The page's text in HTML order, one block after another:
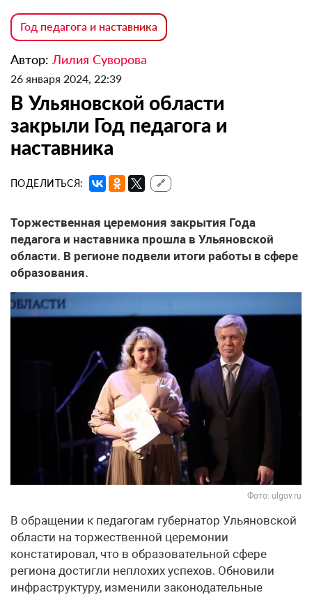
Год педагога и наставника
Автор: Лилия Суворова
26 января 2024, 22:39
В Ульяновской области
закрыли Год педагога и
наставника
ПОДЕЛИТЬСЯ: 🔗
Торжественная церемония закрытия Года
педагога и наставника прошла в Ульяновской
области. В регионе подвели итоги работы в сфере
образования.
Фото: ulgov.ru
В обращении к педагогам губернатор Ульяновской
области на торжественной церемонии
констатировал, что в образовательной сфере
региона достигли неплохих успехов. Обновили
инфраструктуру, изменили законодательные